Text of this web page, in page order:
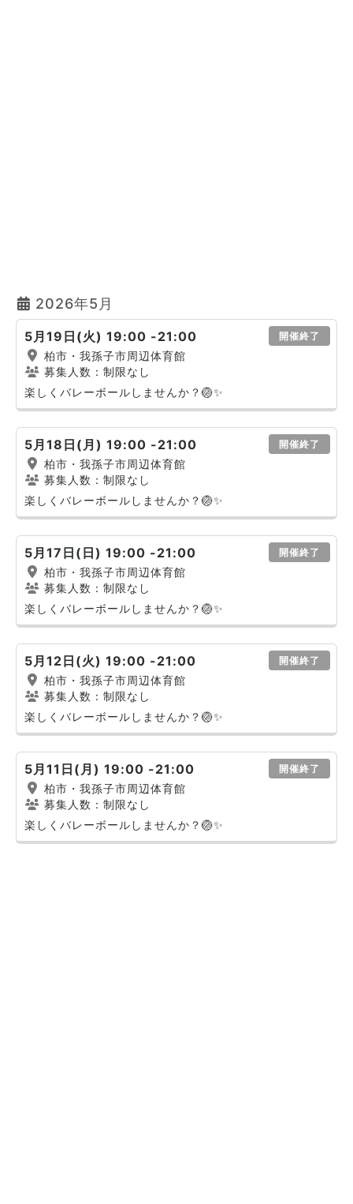
2026年5月
5月19日(火) 19:00 -21:00 開催終了
柏市・我孫子市周辺体育館
募集人数：制限なし
楽しくバレーボールしませんか？🏐✨
5月18日(月) 19:00 -21:00 開催終了
柏市・我孫子市周辺体育館
募集人数：制限なし
楽しくバレーボールしませんか？🏐✨
5月17日(日) 19:00 -21:00 開催終了
柏市・我孫子市周辺体育館
募集人数：制限なし
楽しくバレーボールしませんか？🏐✨
5月12日(火) 19:00 -21:00 開催終了
柏市・我孫子市周辺体育館
募集人数：制限なし
楽しくバレーボールしませんか？🏐✨
5月11日(月) 19:00 -21:00 開催終了
柏市・我孫子市周辺体育館
募集人数：制限なし
楽しくバレーボールしませんか？🏐✨